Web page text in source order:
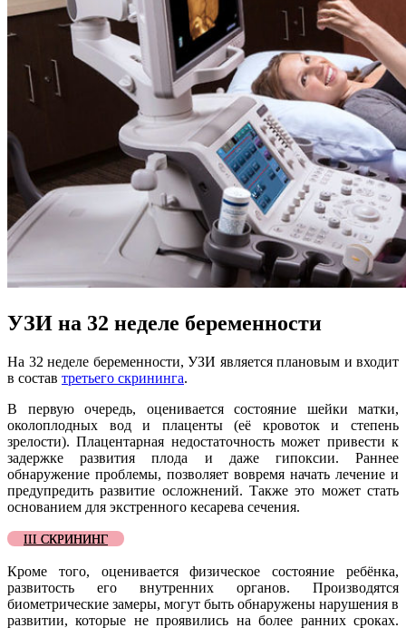
УЗИ на 32 неделе беременности
На 32 неделе беременности, УЗИ является плановым и входит
в состав третьего скрининга.
В первую очередь, оценивается состояние шейки матки,
околоплодных вод и плаценты (её кровоток и степень
зрелости). Плацентарная недостаточность может привести к
задержке развития плода и даже гипоксии. Раннее
обнаружение проблемы, позволяет вовремя начать лечение и
предупредить развитие осложнений. Также это может стать
основанием для экстренного кесарева сечения.
III СКРИНИНГ
Кроме того, оценивается физическое состояние ребёнка,
развитость его внутренних органов. Производятся
биометрические замеры, могут быть обнаружены нарушения в
развитии, которые не проявились на более ранних сроках.